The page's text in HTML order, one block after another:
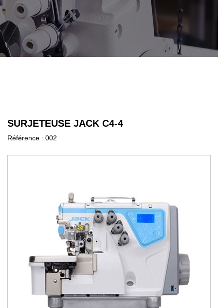
SURJETEUSE JACK C4-4
Référence : 002